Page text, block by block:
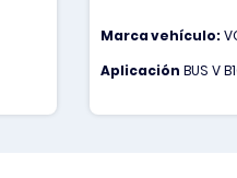
Marca vehículo:
Aplicación BUS V